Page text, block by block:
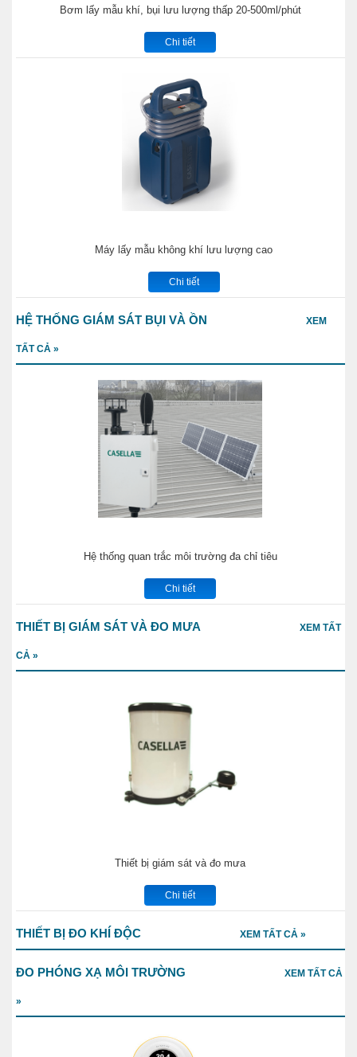
Bơm lấy mẫu khí, bụi lưu lượng thấp 20-500ml/phút
Chi tiết
Máy lấy mẫu không khí lưu lượng cao
Chi tiết
HỆ THỐNG GIÁM SÁT BỤI VÀ ỒN XEM
TẤT CẢ »
Hệ thống quan trắc môi trường đa chỉ tiêu
Chi tiết
THIẾT BỊ GIÁM SÁT VÀ ĐO MƯA XEM TẤT
CẢ »
Thiết bị giám sát và đo mưa
Chi tiết
THIẾT BỊ ĐO KHÍ ĐỘC XEM TẤT CẢ »
ĐO PHÓNG XẠ MÔI TRƯỜNG XEM TẤT CẢ
»